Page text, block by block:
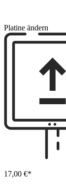
Platine ändern
17,00 €*